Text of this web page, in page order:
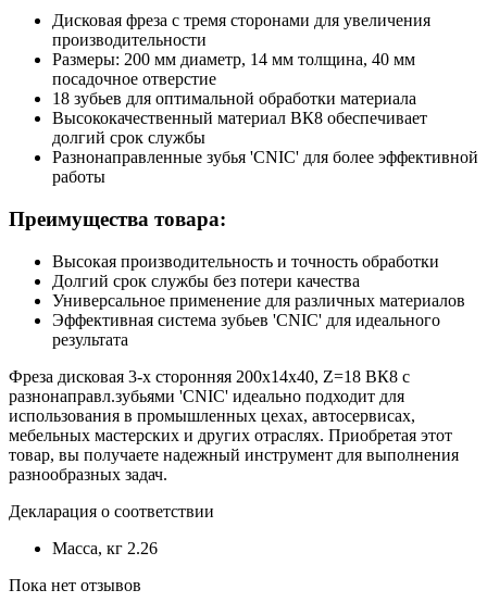
Дисковая фреза с тремя сторонами для увеличения
производительности
Размеры: 200 мм диаметр, 14 мм толщина, 40 мм
посадочное отверстие
18 зубьев для оптимальной обработки материала
Высококачественный материал ВК8 обеспечивает
долгий срок службы
Разнонаправленные зубья 'CNIC' для более эффективной
работы
Преимущества товара:
Высокая производительность и точность обработки
Долгий срок службы без потери качества
Универсальное применение для различных материалов
Эффективная система зубьев 'CNIC' для идеального
результата
Фреза дисковая 3-х сторонняя 200х14х40, Z=18 ВК8 с
разнонаправл.зубьями 'CNIC' идеально подходит для
использования в промышленных цехах, автосервисах,
мебельных мастерских и других отраслях. Приобретая этот
товар, вы получаете надежный инструмент для выполнения
разнообразных задач.
Декларация о соответствии
Масса, кг 2.26
Пока нет отзывов